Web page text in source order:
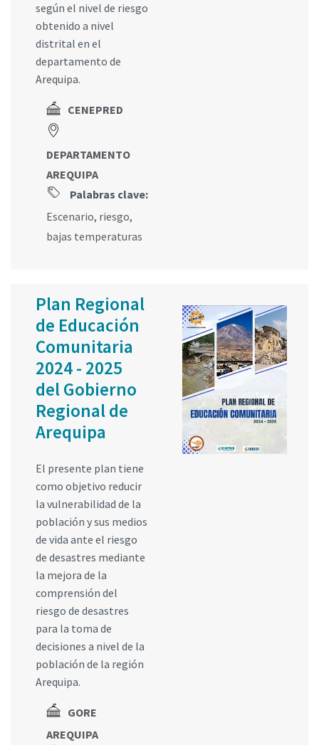
según el nivel de riesgo
obtenido a nivel
distrital en el
departamento de
Arequipa.
CENEPRED
DEPARTAMENTO
AREQUIPA
Palabras clave:
Escenario, riesgo,
bajas temperaturas
Plan Regional
de Educación
Comunitaria
2024 - 2025
del Gobierno
Regional de
Arequipa
El presente plan tiene
como objetivo reducir
la vulnerabilidad de la
población y sus medios
de vida ante el riesgo
de desastres mediante
la mejora de la
comprensión del
riesgo de desastres
para la toma de
decisiones a nivel de la
población de la región
Arequipa.
GORE
AREQUIPA